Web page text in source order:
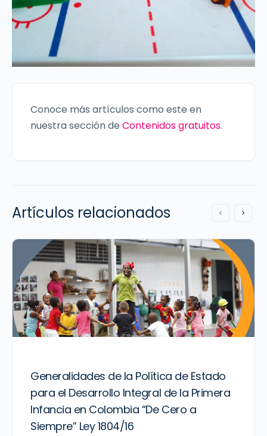
Conoce más artículos como este en
nuestra sección de Contenidos gratuitos.
Artículos relacionados
Generalidades de la Política de Estado
para el Desarrollo Integral de la Primera
Infancia en Colombia “De Cero a
Siempre” Ley 1804/16